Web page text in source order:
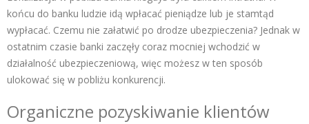
końcu do banku ludzie idą wpłacać pieniądze lub je stamtąd
wypłacać. Czemu nie załatwić po drodze ubezpieczenia? Jednak w
ostatnim czasie banki zaczęły coraz mocniej wchodzić w
działalność ubezpieczeniową, więc możesz w ten sposób
ulokować się w pobliżu konkurencji.
Organiczne pozyskiwanie klientów